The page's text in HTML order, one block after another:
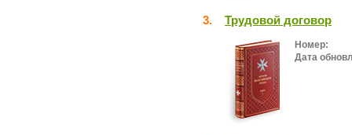
3. Трудовой договор
Номер:
Дата